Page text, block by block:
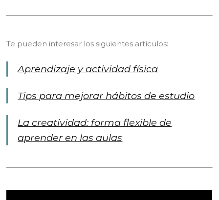
Te pueden interesar los siguientes artículos:
Aprendizaje y actividad física
Tips para mejorar hábitos de estudio
La creatividad: forma flexible de
aprender en las aulas